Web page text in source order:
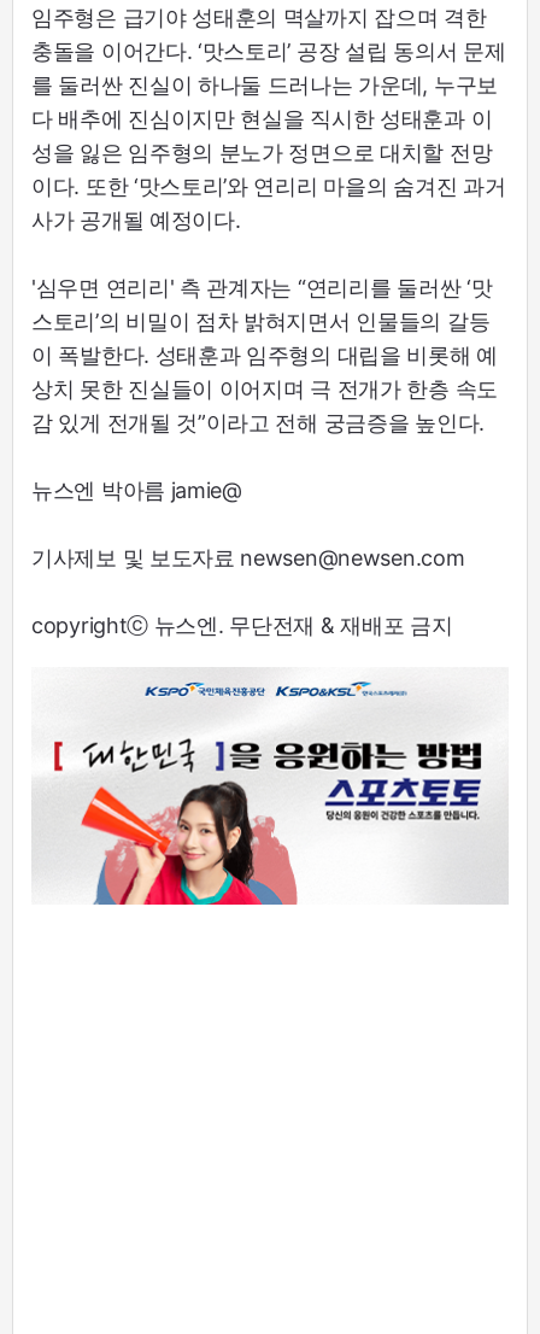
임주형은 급기야 성태훈의 멱살까지 잡으며 격한
충돌을 이어간다. ‘맛스토리’ 공장 설립 동의서 문제
를 둘러싼 진실이 하나둘 드러나는 가운데, 누구보
다 배추에 진심이지만 현실을 직시한 성태훈과 이
성을 잃은 임주형의 분노가 정면으로 대치할 전망
이다. 또한 ‘맛스토리’와 연리리 마을의 숨겨진 과거
사가 공개될 예정이다.
'심우면 연리리' 측 관계자는 “연리리를 둘러싼 ‘맛
스토리’의 비밀이 점차 밝혀지면서 인물들의 갈등
이 폭발한다. 성태훈과 임주형의 대립을 비롯해 예
상치 못한 진실들이 이어지며 극 전개가 한층 속도
감 있게 전개될 것”이라고 전해 궁금증을 높인다.
뉴스엔 박아름 jamie@
기사제보 및 보도자료 newsen@newsen.com
copyrightⓒ 뉴스엔. 무단전재 & 재배포 금지